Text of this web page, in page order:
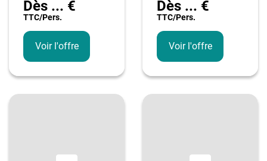
Dès ... €
TTC/pers.
Voir l'offre
Dès ... €
TTC/pers.
Voir l'offre